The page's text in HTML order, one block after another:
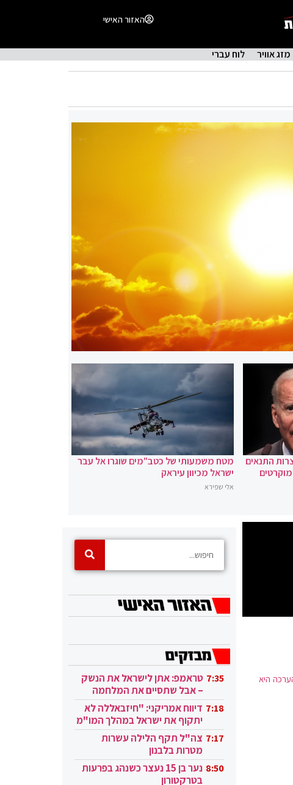
האזור האישי
מזג אוויר לוח עברי
התנאים
מטח משמעותי של כטב"מים שוגרו אל עבר
ישראל מכיוון עיראק
אלי שפירא
היא
7:35 טראמפ: אתן לישראל את הנשק
– אבל שתסיים את המלחמה
בעזה 7:18 דיווח אמריקני: "חיזבאללה לא
יתקוף את ישראל במהלך המו"מ
בקטאר" 7:17 צה"ל תקף הלילה עשרות
מטרות בלבנון
8:50
נער בן 15 נעצר כשנהג בפרעות
בטרקטורון